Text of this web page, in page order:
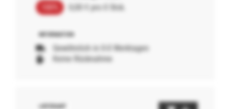
0,00 € pro 0 Stck.
Gewöhnlich in 0-0 Werktagen
Keine Rücknahme